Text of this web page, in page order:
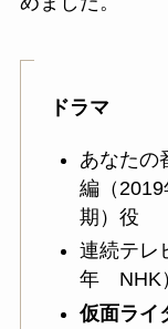
ドラマ
あなたの
編（
期）役
連続テレ
年 NHK
仮面ライ